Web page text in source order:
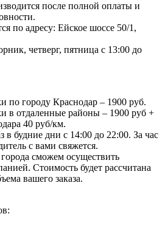
после полной оплаты и
по адресу: Ейское шоссе 50/1,
четверг, пятница с 13:00 до
по городу Краснодар – 1900 руб.
в отдаленные районы – 1900 руб +
40 руб/км.
в будние дни с 14:00 до 22:00. За час
с вами свяжется.
сможем осуществить
Стоимость будет рассчитана
вашего заказа.